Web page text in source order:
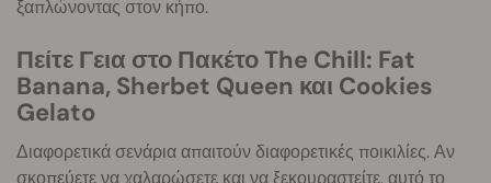
ξαπλώνοντας στον κήπο.
Πείτε Γεια στο Πακέτο The Chill: Fat
Banana, Sherbet Queen και Cookies
Gelato
Διαφορετικά σενάρια απαιτούν διαφορετικές ποικιλίες. Αν
σκοπεύετε να χαλαρώσετε και να ξεκουραστείτε, αυτό το